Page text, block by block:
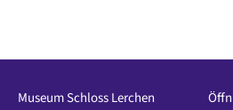
Museum Schloss Lerchen